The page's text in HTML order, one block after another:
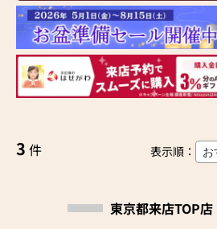
3 件 表示順：
東京都来店TOP店